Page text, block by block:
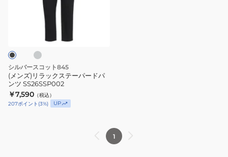
テ
ー
パ
ー
ド
シルバースコット845
(メンズ)リラックステーパードパ
ンツ SS26SSP002
￥7,590 （税込）
207ポイント (3%) UP
1